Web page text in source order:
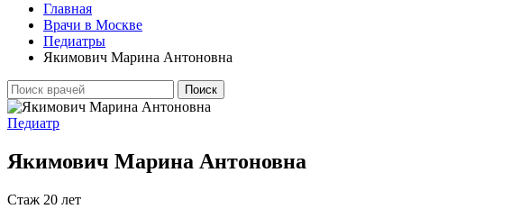
Главная
Врачи в Москве
Педиатры
Якимович Марина Антоновна
Педиатр
Якимович Марина Антоновна
Стаж 20 лет